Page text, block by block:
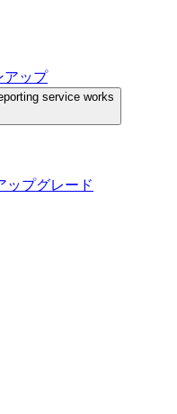
アップ
service works
ップグレード